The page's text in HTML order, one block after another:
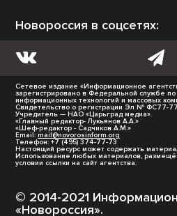
Новороссия в соцсетях:
Сетевое издание «Информационное
зарегистрировано в Федеральной службе
информационных технологий и массовых
Свидетельство о регистрации Эл № ФС77-
Учредитель — НАО «Царьград медиа».
«Главный редактор- Лукьянов А.А.»
«Шеф-редактор - Садчиков А.М.»
Email: mail@novorosinform.org
Телефон: +7 (495) 374-77-73
Настоящий ресурс может содержать
Использование любых материалов,
условии ссылки на сайт агентства.
© 2014-2021
«Новороссия».